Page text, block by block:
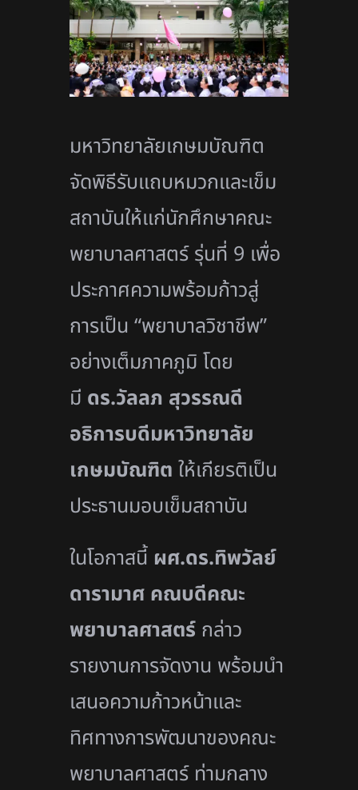
มหาวิทยาลัยเกษมบัณฑิต
จัดพิธีรับแถบหมวกและเข็ม
สถาบันให้แก่นักศึกษาคณะ
พยาบาลศาสตร์ รุ่นที่ 9 เพื่อ
ประกาศความพร้อมก้าวสู่
การเป็น “พยาบาลวิชาชีพ”
อย่างเต็มภาคภูมิ โดย
มี ดร.วัลลภ สุวรรณดี
อธิการบดีมหาวิทยาลัย
เกษมบัณฑิต ให้เกียรติเป็น
ประธานมอบเข็มสถาบัน
ในโอกาสนี้ ผศ.ดร.ทิพวัลย์
ดารามาศ คณบดีคณะ
พยาบาลศาสตร์ กล่าว
รายงานการจัดงาน พร้อมนำ
เสนอความก้าวหน้าและ
ทิศทางการพัฒนาของคณะ
พยาบาลศาสตร์ ท่ามกลาง